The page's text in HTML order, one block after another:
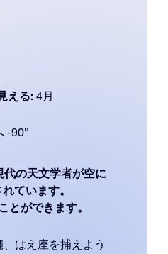
える: 4月
-90°
代の天文学者が空に
ています。
とができます。
はえ座を捕えよう